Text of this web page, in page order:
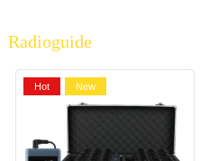
Radioguide
Hot New